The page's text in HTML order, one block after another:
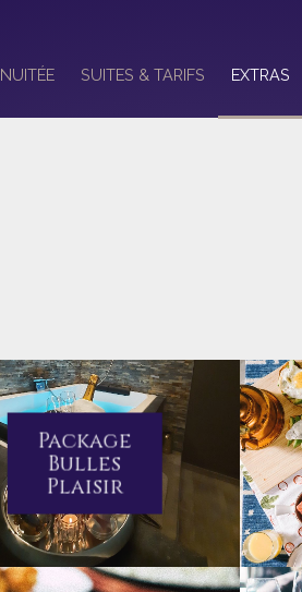
NUITÉE SUITES & TARIFS EXTRAS
Package
Bulles
Plaisir